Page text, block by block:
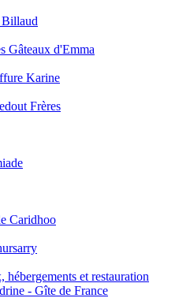
Gâteaux d'Emma
Karine
Frères
Caridhoo
hébergements et restauration
- Gîte de France